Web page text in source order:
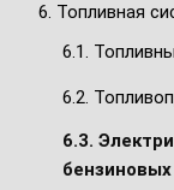
6. Топливная
6.1.
6.2.
6.3.